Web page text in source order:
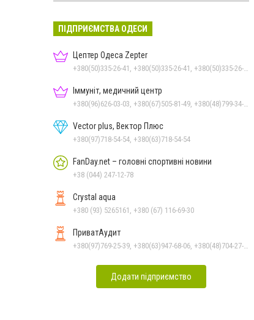
ПІДПРИЄМСТВА ОДЕСИ
Цептер Одеса Zepter
Іммуніт, медичний центр
Vector plus, Вектор Плюс
+380(97)718-54-54, +380(63)718-54-54
FanDay.net – головні спортивні новини
+38 (044) 247-12-78
Crystal aqua
+380 (93) 5265161, +380 (67) 116-69-30
ПриватАудит
Додати підприємство